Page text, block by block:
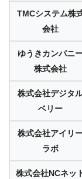
TMCシステム株
会社
ゆうきカンパニ
株式会社
株式会社デジタ
ベリー
株式会社アイリ
ラボ
株式会社NCネッ